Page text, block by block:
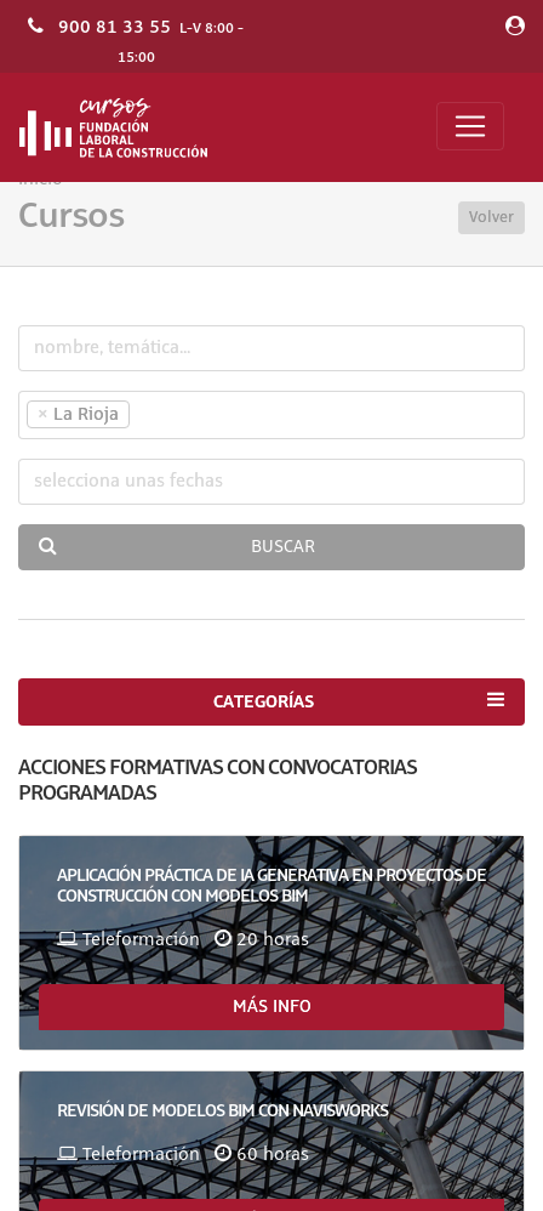
900 81 33 55 L-V 8:00 -
15:00
Inicio
Cursos Volver
× La Rioja
BUSCAR
CATEGORÍAS
ACCIONES FORMATIVAS CON CONVOCATORIAS
PROGRAMADAS
APLICACIÓN PRÁCTICA DE IA GENERATIVA EN PROYECTOS DE
CONSTRUCCIÓN CON MODELOS BIM
Teleformación 20 horas
MÁS INFO
REVISIÓN DE MODELOS BIM CON NAVISWORKS
Teleformación 60 horas